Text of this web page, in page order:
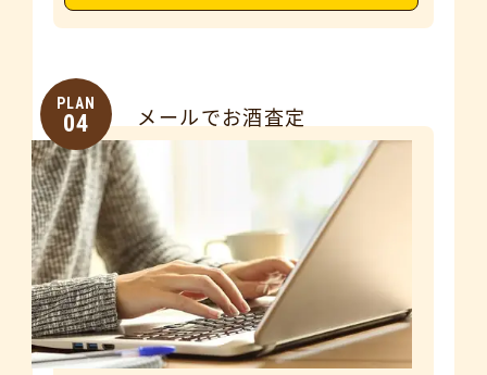
PLAN
04 メールでお酒査定